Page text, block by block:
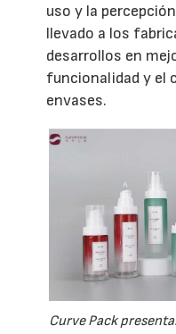
uso y la
llevado a los
desarrollos en
funcionalidad y el
envases.
Curve Pack